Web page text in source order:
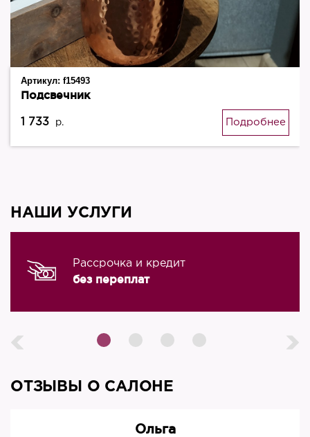
Артикул: f15493
Подсвечник
1 733 р. Подробнее
НАШИ УСЛУГИ
Рассрочка и кредит
без переплат
ОТЗЫВЫ О САЛОНЕ
Ольга